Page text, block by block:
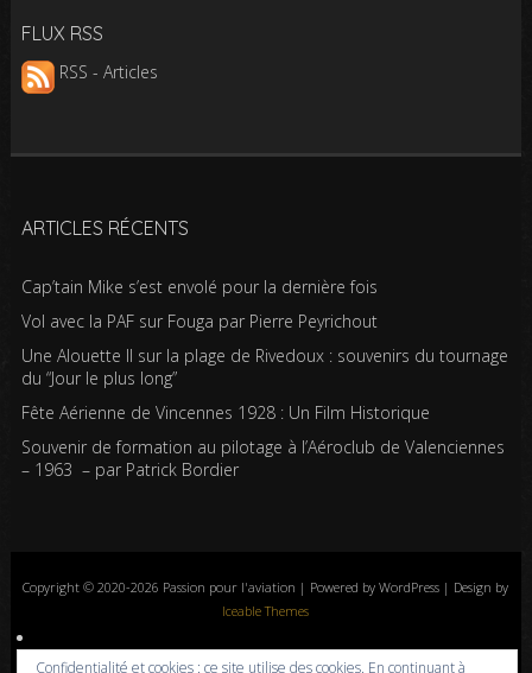
FLUX RSS
RSS - Articles
ARTICLES RÉCENTS
Cap’tain Mike s’est envolé pour la dernière fois
Vol avec la PAF sur Fouga par Pierre Peyrichout
Une Alouette II sur la plage de Rivedoux : souvenirs du tournage
du “Jour le plus long”
Fête Aérienne de Vincennes 1928 : Un Film Historique
Souvenir de formation au pilotage à l’Aéroclub de Valenciennes
– 1963 – par Patrick Bordier
Copyright © 2020-2026 Passion pour l'aviation | Powered by WordPress | Design by
Iceable Themes
Accueil Blog Albums photos Histoires de l’aviation
Contrôle aérien
Confidentialité et cookies : ce site utilise des cookies. En continuant à